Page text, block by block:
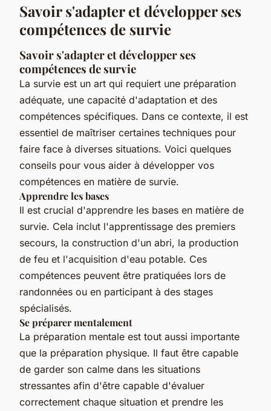
Savoir s'adapter et développer ses
compétences de survie
Savoir s'adapter et développer ses
compétences de survie
La survie est un art qui requiert une préparation
adéquate, une capacité d'adaptation et des
compétences spécifiques. Dans ce contexte, il est
essentiel de maîtriser certaines techniques pour
faire face à diverses situations. Voici quelques
conseils pour vous aider à développer vos
compétences en matière de survie.
Apprendre les bases
Il est crucial d'apprendre les bases en matière de
survie. Cela inclut l'apprentissage des premiers
secours, la construction d'un abri, la production
de feu et l'acquisition d'eau potable. Ces
compétences peuvent être pratiquées lors de
randonnées ou en participant à des stages
spécialisés.
Se préparer mentalement
La préparation mentale est tout aussi importante
que la préparation physique. Il faut être capable
de garder son calme dans les situations
stressantes afin d'être capable d'évaluer
correctement chaque situation et prendre les